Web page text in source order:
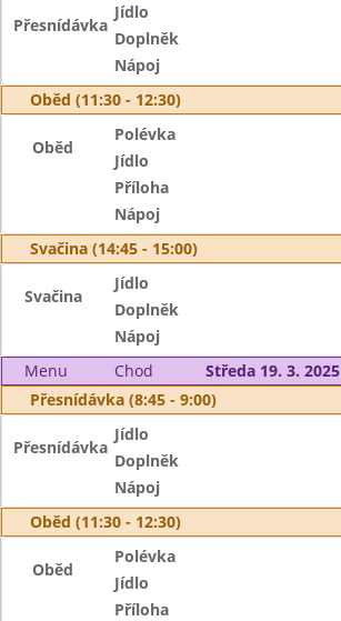
Přesnídávka
Jídlo
Doplněk
Nápoj
Oběd (11:30 - 12:30)
Oběd
Polévka
Jídlo
Příloha
Nápoj
Svačina (14:45 - 15:00)
Svačina
Jídlo
Doplněk
Nápoj
Menu
Chod
Středa 19. 3. 2025
Přesnídávka (8:45 - 9:00)
Přesnídávka
Jídlo
Doplněk
Nápoj
Oběd (11:30 - 12:30)
Oběd
Polévka
Jídlo
Příloha